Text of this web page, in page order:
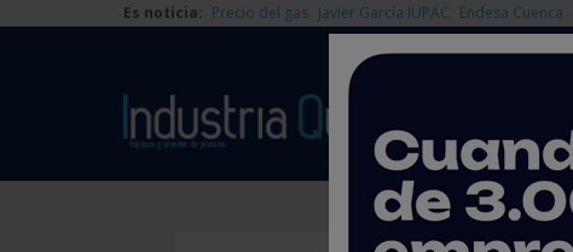
Es noticia: Precio del gas Javier García IUPAC Endesa Cuenca